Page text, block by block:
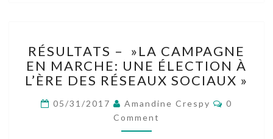
–
»LA
CAMPAGNE
MARCHE:
UNE
ÉLECTION
RÉSULTATS – »LA CAMPAGNE
EN MARCHE: UNE ÉLECTION À
L’ÈRE DES RÉSEAUX SOCIAUX »
05/31/2017 Amandine Crespy
0
Comment